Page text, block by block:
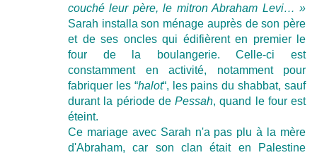
couché leur père, le mitron Abraham Levi… »
Sarah installa son ménage auprès de son père
et de ses oncles qui édifièrent en premier le
four de la boulangerie. Celle-ci est
constamment en activité, notamment pour
fabriquer les “halot“, les pains du shabbat, sauf
durant la période de Pessah, quand le four est
éteint.
Ce mariage avec Sarah n'a pas plu à la mère
d'Abraham, car son clan était en Palestine